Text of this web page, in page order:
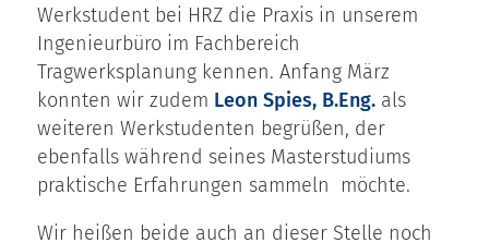
Werkstudent bei HRZ die Praxis in unserem
Ingenieurbüro im Fachbereich
Tragwerksplanung kennen. Anfang März
konnten wir zudem Leon Spies, B.Eng. als
weiteren Werkstudenten begrüßen, der
ebenfalls während seines Masterstudiums
praktische Erfahrungen sammeln möchte.
Wir heißen beide auch an dieser Stelle noch